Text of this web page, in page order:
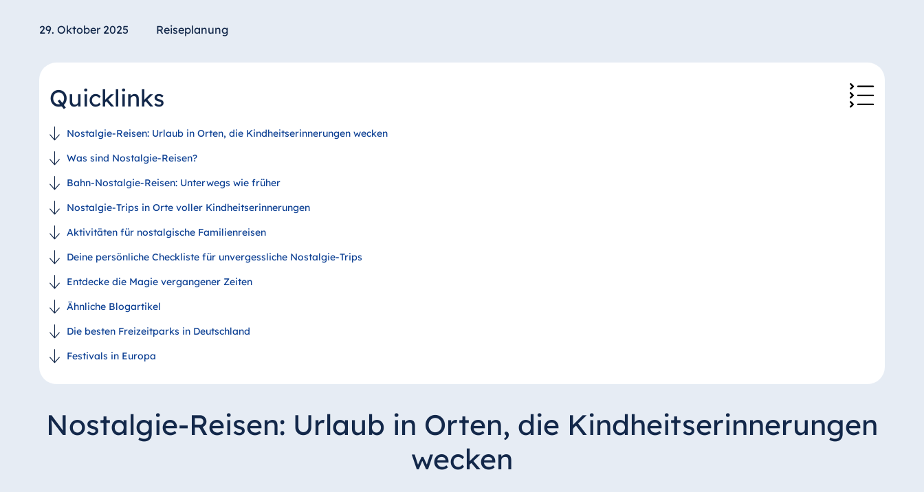
29. Oktober 2025 Reiseplanung
Quicklinks
Nostalgie-Reisen: Urlaub in Orten, die Kindheitserinnerungen wecken
Was sind Nostalgie-Reisen?
Bahn-Nostalgie-Reisen: Unterwegs wie früher
Nostalgie-Trips in Orte voller Kindheitserinnerungen
Aktivitäten für nostalgische Familienreisen
Deine persönliche Checkliste für unvergessliche Nostalgie-Trips
Entdecke die Magie vergangener Zeiten
Ähnliche Blogartikel
Die besten Freizeitparks in Deutschland
Festivals in Europa
Nostalgie-Reisen: Urlaub in Orten, die Kindheitserinnerungen
wecken